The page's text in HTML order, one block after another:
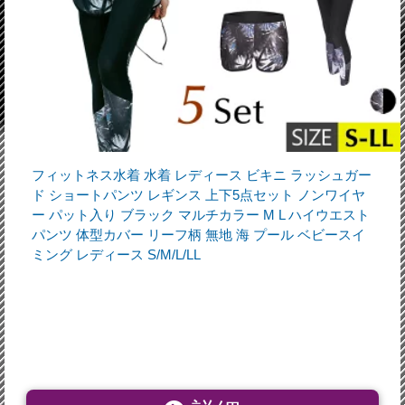
フィットネス水着 水着 レディース ビキニ ラッシュガー
ド ショートパンツ レギンス 上下5点セット ノンワイヤ
ー パット入り ブラック マルチカラー M L ハイウエスト
パンツ 体型カバー リーフ柄 無地 海 プール ベビースイ
ミング レディース S/M/L/LL